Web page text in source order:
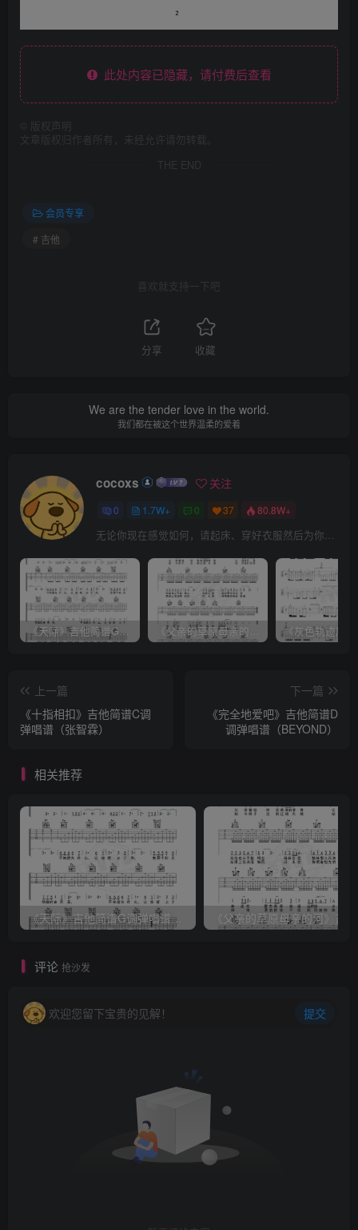
此处内容已隐藏，请付费后查看
版权声明
文章版权归作者所有，未经允许请勿转载。
THE END
会员专享
# 吉他
喜欢就支持一下吧
分享 收藏
We are the tender love in the world.
我们都在被这个世界温柔的爱着
cocoxs 关注
0 1.7W+ 0 37 80.8W+
无论你现在感觉如何，请起床、穿好衣服然后为你的梦想而奋斗
《天际》吉他简谱G调弹唱谱（姜玉阳） 《父亲的草原母亲的河》吉他简谱C调弹唱谱（腾格尔）
上一篇
《十指相扣》吉他简谱C调
弹唱谱（张智霖）
下一篇
《完全地爱吧》吉他简谱D
调弹唱谱（BEYOND）
相关推荐
《天际》吉他简谱G调弹唱谱（姜玉阳）
评论 抢沙发
欢迎您留下宝贵的见解！ 提交